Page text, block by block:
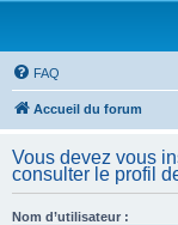
FAQ
Accueil du forum
Vous devez vous
consulter le profil
Nom d’utilisateur :